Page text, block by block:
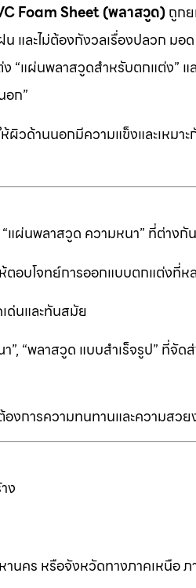
Foam Sheet (พลาสวูด)ถูก
ละไม่ต้องกังวลเรื่องปลวก มอด
“แผ่นพลาสวูดสำหรับตกแต่ง” แ
อก”
ด้านนอกมีความแข็งและเหมาะ
แผ่นพลาสวูด ความหนา” ที่ต่างกั
ห้ตอบโจทย์การออกแบบตกแต่งที่ห
ด่นและทันสมัย
”, “พลาสวูด แบบสำเร็จรูป” ที่จัด
องการความทนทานและความสวย
ง
นคร หรือจังหวัดทางภาคเหนือ ภ